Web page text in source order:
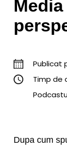
Publicat
Timp de
Dupa cum